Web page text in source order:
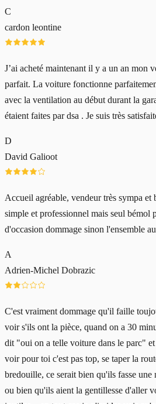
C
cardon leontine
J’ai acheté maintenant il y a un an mon
parfait. La voiture fonctionne
avec la ventilation au début durant la
étaient faites par dsa . Je suis très
D
David Galioot
Accueil agréable, vendeur très sympa et
simple et professionnel mais seul bémol
d'occasion dommage sinon l'ensemble
A
Adrien-Michel Dobrazic
C'est vraiment dommage qu'il faille
voir s'ils ont la pièce, quand on a 30
dit "oui on a telle voiture dans le parc"
voir pour toi c'est pas top, se taper la
bredouille, ce serait bien qu'ils fasse
ou bien qu'ils aient la gentillesse d'aller